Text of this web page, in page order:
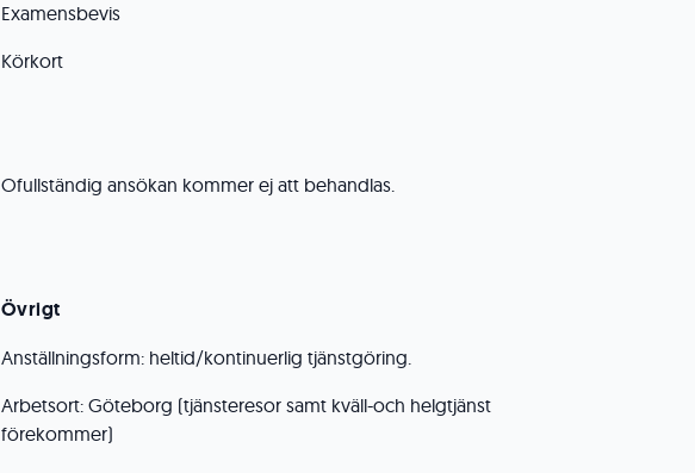
Examensbevis
Körkort
Ofullständig ansökan kommer ej att behandlas.
Övrigt
Anställningsform: heltid/kontinuerlig tjänstgöring.
Arbetsort: Göteborg (tjänsteresor samt kväll-och helgtjänst
förekommer)